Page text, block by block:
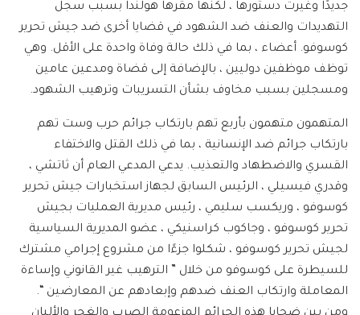
جديدًا وغيرت دستورها ، لكنها مقرها هولندا بسبب سجل
التهديدات والعنف ضد الشهود في قضايا أخرى ضد جيش تحرير
كوسوفو. أعضاء ، بما في ذلك حالة وفاة واحدة على الأقل. وهي
توظف موظفين دوليين ، بالإضافة إلى قضاة ومدعين عامين
ومسجلين بسبب مخاوف بشأن التسريبات وترهيب الشهود.
المتهمون متهمون بأربع تهم بارتكاب جرائم حرب وست تهم
بارتكاب جرائم ضد الإنسانية ، بما في ذلك القتل والاختفاء
القسري والاضطهاد والتعذيب. يدعي المدعي العام أن ثاتشي ،
وقدري فيسيلي ، الرئيس السابق لجهاز استخبارات جيش تحرير
كوسوفو ، وريكسب سليمي ، رئيس مديرية العمليات بجيش
تحرير كوسوفو ، وجاكوب كراسنيكي ، عضو المديرية السياسية
لجيش تحرير كوسوفو ، شكلوا جزءًا من مشروع إجرامي مشترك
للسيطرة على كوسوفو من خلال ” الترهيب غير القانوني وإساءة
المعاملة وارتكاب العنف ضدهم وإبعادهم عن المعارضين “.